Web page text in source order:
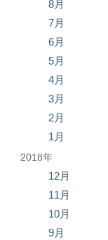
8月
7月
6月
5月
4月
3月
2月
1月
2018年
12月
11月
10月
9月